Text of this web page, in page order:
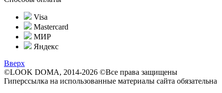
Visa
Mastercard
МИР
Яндекс
Вверх
©LOOK DOMA, 2014-2026 ©Все права защищены
Гиперссылка на использованные материалы сайта обязательна